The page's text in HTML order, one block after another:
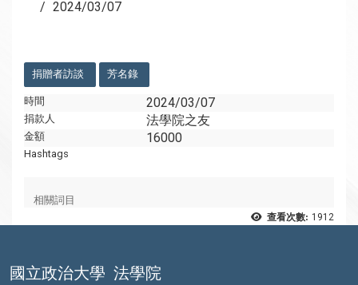
2024/03/07
捐贈者訪談 芳名錄
時間 2024/03/07
捐款人 法學院之友
金額 16000
Hashtags
相關詞目
查看次數: 1912
國立政治大學 法學院